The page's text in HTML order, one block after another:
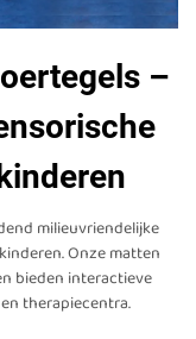
–
milieuvriendelijke
Onze matten
bieden interactieve
therapiecentra.